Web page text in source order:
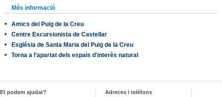
Més informació
Amics del Puig de la Creu
Centre Excursionista de Castellar
Església de Santa Maria del Puig de la Creu
Torna a l'apartat dels espais d'interès natural
Et podem ajudar?
Adreces i telèfons